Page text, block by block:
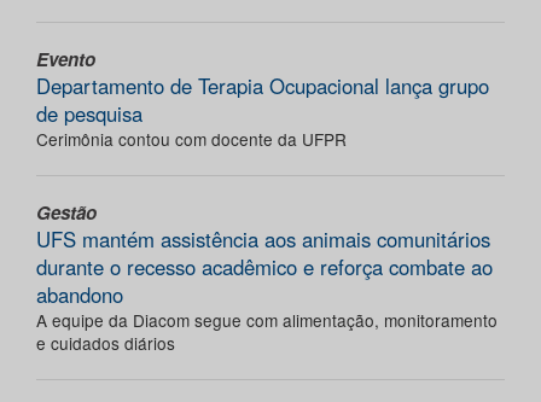
Evento
Departamento de Terapia Ocupacional lança grupo
de pesquisa
Cerimônia contou com docente da UFPR
Gestão
UFS mantém assistência aos animais comunitários
durante o recesso acadêmico e reforça combate ao
abandono
A equipe da Diacom segue com alimentação, monitoramento
e cuidados diários